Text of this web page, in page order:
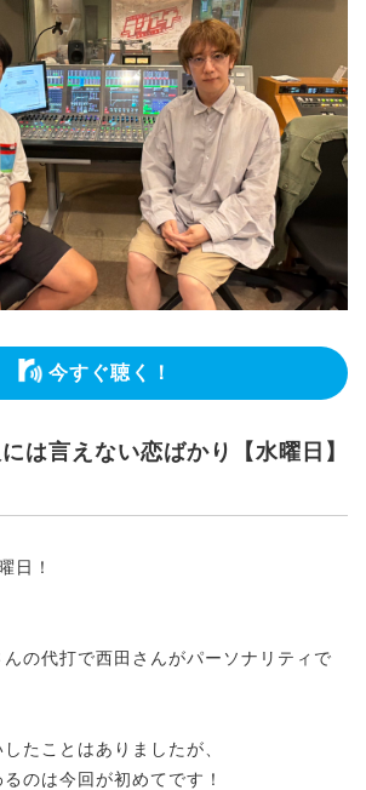
今すぐ聴く！
は言えない恋ばかり【水曜日】
日！
の代打で西田さんがパーソナリティで
たことはありましたが、
のは今回が初めてです！